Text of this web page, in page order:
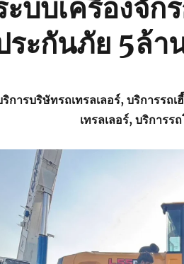
ะบบเครื่องจัก
ระกันภัย 5ล้า
ริการบริษัทรถเทรลเลอร์, บริการรถ
เทรลเลอร์, บริการ